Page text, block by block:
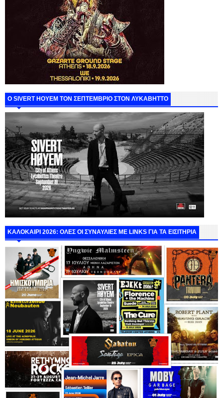
Ο SIVERT HOYEM ΤΟΝ ΣΕΠΤΕΜΒΡΙΟ ΣΤΟΝ ΛΥΚΑΒΗΤΤΟ
ΚΑΛΟΚΑΙΡΙ 2026: ΟΛΕΣ ΟΙ ΣΥΝΑΥΛΙΕΣ ΜΕ LINKS ΓΙΑ ΤΑ ΕΙΣΙΤΗΡΙΑ